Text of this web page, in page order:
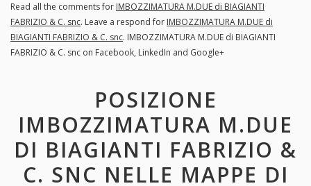
Read all the comments for IMBOZZIMATURA M.DUE di BIAGIANTI
FABRIZIO & C. snc. Leave a respond for IMBOZZIMATURA M.DUE di
BIAGIANTI FABRIZIO & C. snc. IMBOZZIMATURA M.DUE di BIAGIANTI
FABRIZIO & C. snc on Facebook, LinkedIn and Google+
POSIZIONE
IMBOZZIMATURA M.DUE
DI BIAGIANTI FABRIZIO &
C. SNC NELLE MAPPE DI